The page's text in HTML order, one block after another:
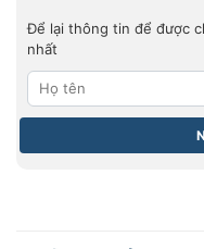
Để lại thông tin để được
nhất